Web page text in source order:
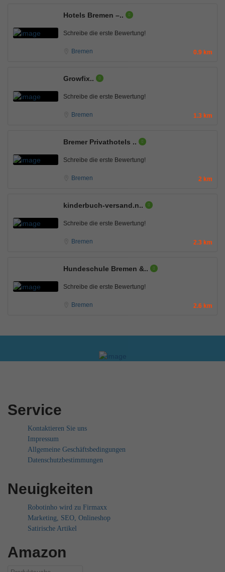
Hotels Bremen –..
Schreibe die erste Bewertung!
Bremen 0.9 km
Growfix..
Schreibe die erste Bewertung!
Bremen 1.3 km
Bremer Privathotels ..
Schreibe die erste Bewertung!
Bremen 2 km
kinderbuch-versand.n..
Schreibe die erste Bewertung!
Bremen 2.3 km
Hundeschule Bremen &..
Schreibe die erste Bewertung!
Bremen 2.6 km
Service
Kontaktieren Sie uns
Impressum
Allgemeine Geschäftsbedingungen
Datenschutzbestimmungen
Neuigkeiten
Robotinho wird zu Firmaxx
Marketing, SEO, Onlineshop
Satirische Artikel
Amazon